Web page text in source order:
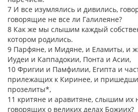
7 И все изумлялись и дивились,
говорящие не все ли Галилеяне?
8 Как же мы слышим каждый
котором родились.
9 Парфяне, и Мидяне, и Еламиты, и
Иудеи и Каппадокии, Понта и Асии,
10 Фригии и Памфилии, Египта и
прилежащих к Киринее, и
прозелиты*,
11 критяне и аравитяне, слышим
говорящих о великих делах Божиих?